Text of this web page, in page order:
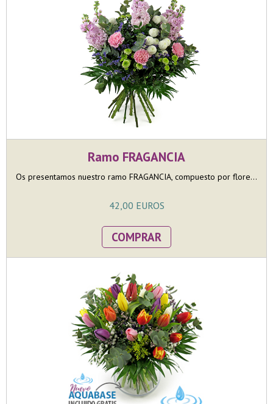
Ramo FRAGANCIA
Os presentamos nuestro ramo FRAGANCIA, compuesto por flore...
42,00 EUROS
COMPRAR